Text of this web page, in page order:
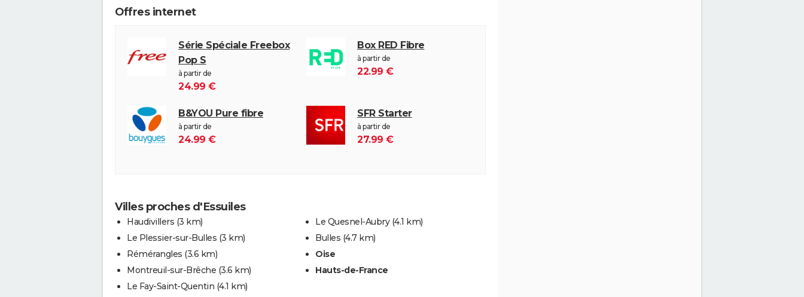
Offres internet
Série Spéciale Freebox
Pop S
à partir de
24.99 €
Box RED Fibre
à partir de
22.99 €
B&YOU Pure fibre
à partir de
24.99 €
SFR Starter
à partir de
27.99 €
Villes proches d'Essuiles
Haudivillers (3 km)
Le Plessier-sur-Bulles (3 km)
Rémérangles (3.6 km)
Montreuil-sur-Brêche (3.6 km)
Le Fay-Saint-Quentin (4.1 km)
Le Quesnel-Aubry (4.1 km)
Bulles (4.7 km)
Oise
Hauts-de-France